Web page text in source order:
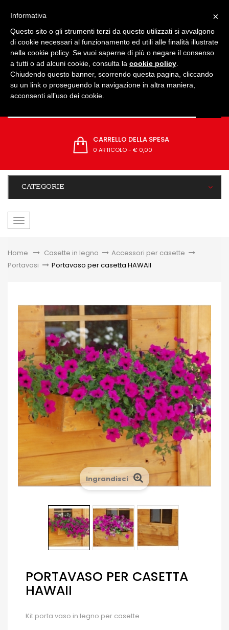
CARRELLO DELLA SPESA
0 ARTICOLO- € 0,00
CATEGORIE
navigazione
Home &gt;Casette in legno > Accessori per casette >
Portavasi > Portavaso per casetta HAWAII
Ingrandisci
PORTAVASO PER CASETTA
HAWAII
Kit porta vaso in legno per casette
×
Informativa
Questo sito o gli strumenti terzi da questo utilizzati si avvalgono
di cookie necessari al funzionamento ed utili alle finalità illustrate
nella cookie policy. Se vuoi saperne di più o negare il consenso
a tutti o ad alcuni cookie, consulta la cookie policy
Chiudendo questo banner, scorrendo questa pagina, cliccando
su un link o proseguendo la navigazione in altra maniera,
acconsenti all’uso dei cookie.